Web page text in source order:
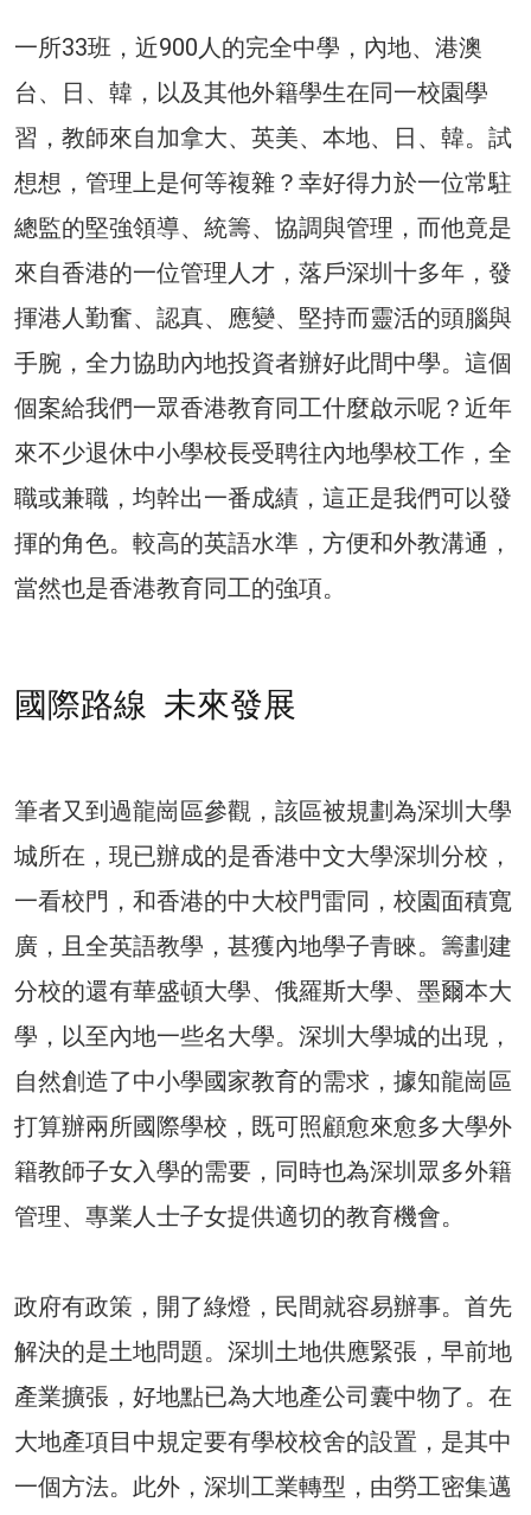
一所33班，近900人的完全中學，內地、港澳
台、日、韓，以及其他外籍學生在同一校園學
習，教師來自加拿大、英美、本地、日、韓。試
想想，管理上是何等複雜？幸好得力於一位常駐
總監的堅強領導、統籌、協調與管理，而他竟是
來自香港的一位管理人才，落戶深圳十多年，發
揮港人勤奮、認真、應變、堅持而靈活的頭腦與
手腕，全力協助內地投資者辦好此間中學。這個
個案給我們一眾香港教育同工什麼啟示呢？近年
來不少退休中小學校長受聘往內地學校工作，全
職或兼職，均幹出一番成績，這正是我們可以發
揮的角色。較高的英語水準，方便和外教溝通，
當然也是香港教育同工的強項。
國際路線 未來發展
筆者又到過龍崗區參觀，該區被規劃為深圳大學
城所在，現已辦成的是香港中文大學深圳分校，
一看校門，和香港的中大校門雷同，校園面積寬
廣，且全英語教學，甚獲內地學子青睞。籌劃建
分校的還有華盛頓大學、俄羅斯大學、墨爾本大
學，以至內地一些名大學。深圳大學城的出現，
自然創造了中小學國家教育的需求，據知龍崗區
打算辦兩所國際學校，既可照顧愈來愈多大學外
籍教師子女入學的需要，同時也為深圳眾多外籍
管理、專業人士子女提供適切的教育機會。
政府有政策，開了綠燈，民間就容易辦事。首先
解決的是土地問題。深圳土地供應緊張，早前地
產業擴張，好地點已為大地產公司囊中物了。在
大地產項目中規定要有學校校舍的設置，是其中
一個方法。此外，深圳工業轉型，由勞工密集邁